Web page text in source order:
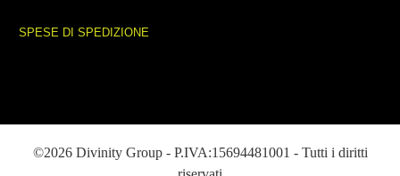
SPESE DI SPEDIZIONE
©2026 Divinity Group - P.IVA:15694481001 - Tutti i diritti